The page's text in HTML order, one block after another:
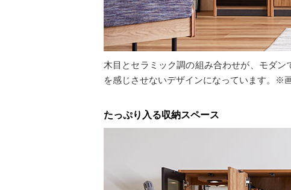
木目とセラミック調の組み合わせが、モダ
を感じさせないデザインになっています。※
たっぷり入る収納スペース